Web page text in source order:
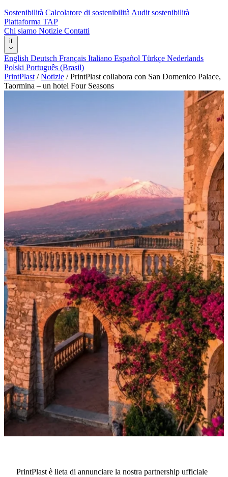
Sostenibilità Calcolatore di sostenibilità Audit sostenibilità
Piattaforma TAP
Chi siamo Notizie Contatti
it
English Deutsch Français Italiano Español Türkçe Nederlands
Polski Português (Brasil)
PrintPlast / Notizie / PrintPlast collabora con San Domenico Palace,
Taormina – un hotel Four Seasons
PrintPlast collabora con
PrintPlast è lieta di annunciare la nostra partnership ufficiale